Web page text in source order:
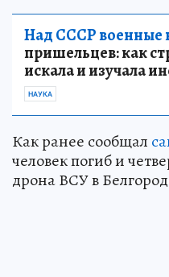
Над СССР военные
пришельцев: как
искала и изучала
НАУКА
Как ранее сообщал
человек погиб и
дрона ВСУ в